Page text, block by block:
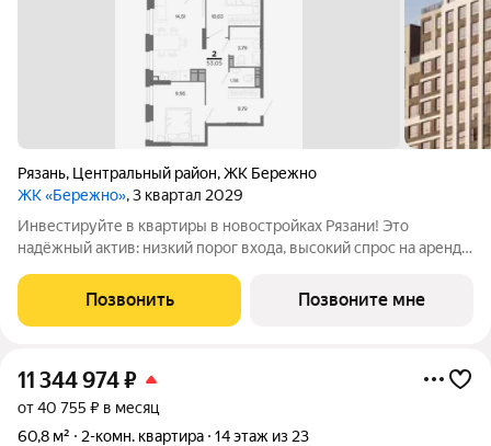
Рязань, Центральный район,ЖК Бережно
ЖК «Бережно», 3 квартал 2029
Инвестируйте в квартиры в новостройках Рязани! Это
надёжный актив: низкий порог входа, высокий спрос на аренду
Жилой квартал «Бережно» это проект класса Бизнес,
созданный с уважением к городу и
Позвонить Позвоните мне
11 344 974₽
от 40 755 ₽ в месяц
60,8 м²
2-комн. квартира 14 этаж из 23